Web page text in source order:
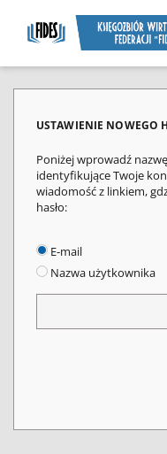
USTAWIENIE NOWEGO
Poniżej wprowadź
identyfikujące Twoje
wiadomość z linkiem,
hasło:
E-mail
Nazwa użytkownika